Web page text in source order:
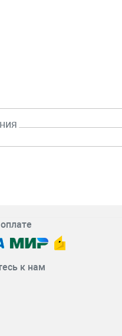
к нам